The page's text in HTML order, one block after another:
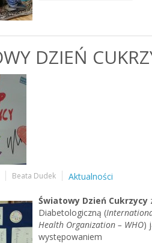
DZIEŃ
Beata Dudek Aktualności
Światowy Dzień Cukrzycy
Diabetologiczną (
Health Organization – WHO)
występowaniem